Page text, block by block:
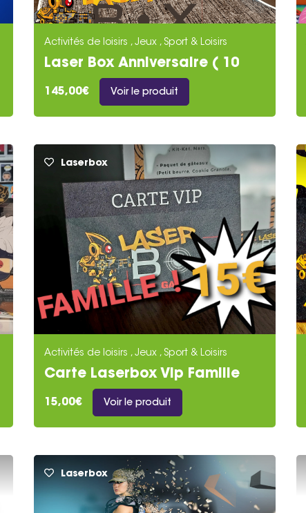
Activités de loisirs , Jeux , Sport & Loisirs
Laser Box Anniversaire ( 10
Joueurs )
145,00€ Voir le produit
Laserbox
Activités de loisirs , Jeux , Sport & Loisirs
Carte Laserbox Vip Famille
15,00€ Voir le produit
Laserbox